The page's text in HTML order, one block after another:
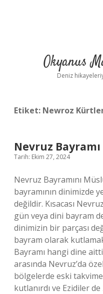
Okyanus
Deniz
Etiket: Newroz
Nevruz
Tarih: Ekim 27, 2024
Nevruz Bayramını
bayramının dinimizde
değildir. Kısacası
gün veya dini bayram
dinimizin bir parçası
bayram olarak
Bayramı hangi dine
arasında Nevruz’da
bölgelerde eski
kutlanırdı ve Ezidiler